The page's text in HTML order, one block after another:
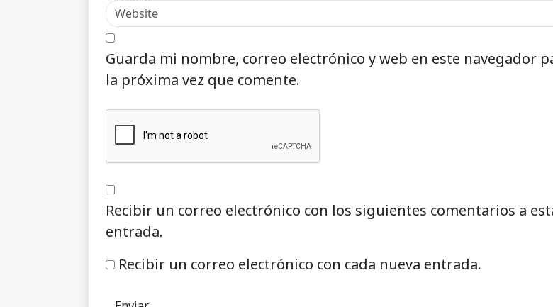
Guarda mi nombre, correo electrónico y web en este navegador
la próxima vez que comente.
Recibir un correo electrónico con los siguientes comentarios a
entrada.
Recibir un correo electrónico con cada nueva entrada.